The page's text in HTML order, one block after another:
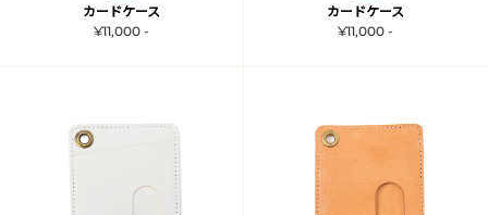
カードケース
¥11,000 -
カードケース
¥11,000 -